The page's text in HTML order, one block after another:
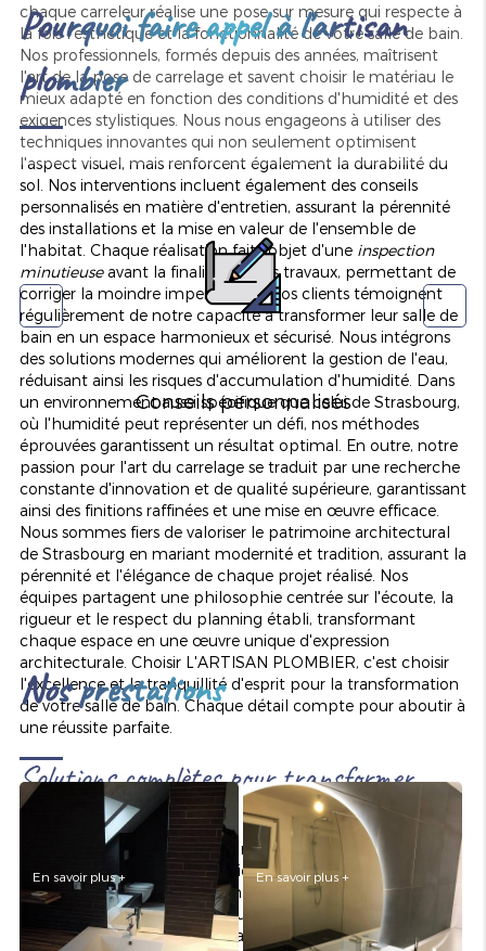
chaque carreleur réalise une pose sur mesure qui respecte à
la fois l'esthétique et la fonctionnalité de votre salle de bain.
Nos professionnels, formés depuis des années, maîtrisent
l'art de la pose de carrelage et savent choisir le matériau le
mieux adapté en fonction des conditions d'humidité et des
exigences stylistiques. Nous nous engageons à utiliser des
techniques innovantes qui non seulement optimisent
l'aspect visuel, mais renforcent également la durabilité du
sol. Nos interventions incluent également des conseils
personnalisés en matière d'entretien, assurant la pérennité
des installations et la mise en valeur de l'ensemble de
l'habitat. Chaque réalisation fait l'objet d'une inspection
minutieuseavant la finalisation des travaux, permettant de
corriger la moindre imperfection. Nos clients témoignent
régulièrement de notre capacité à transformer leur salle de
bain en un espace harmonieux et sécurisé. Nous intégrons
des solutions modernes qui améliorent la gestion de l'eau,
réduisant ainsi les risques d'accumulation d'humidité. Dans
un environnement aussi spécifique que celui de Strasbourg,
où l'humidité peut représenter un défi, nos méthodes
éprouvées garantissent un résultat optimal. En outre, notre
passion pour l'art du carrelage se traduit par une recherche
constante d'innovation et de qualité supérieure, garantissant
ainsi des finitions raffinées et une mise en œuvre efficace.
Nous sommes fiers de valoriser le patrimoine architectural
de Strasbourg en mariant modernité et tradition, assurant la
pérennité et l'élégance de chaque projet réalisé. Nos
équipes partagent une philosophie centrée sur l'écoute, la
rigueur et le respect du planning établi, transformant
chaque espace en une œuvre unique d'expression
architecturale. Choisir L'ARTISAN PLOMBIER, c'est choisir
l'excellence et la tranquillité d'esprit pour la transformation
de votre salle de bain. Chaque détail compte pour aboutir à
une réussite parfaite.
Solutions complètes pour transformer
votre salle de bain
Chez L'ARTISAN PLOMBIER, nous vous proposons une
gamme complète de prestations pour embellir et
moderniser votre salle de bain. La
pose de carrelage pour
salle de baincommence par une évaluation sur place
pour
comprendre vos attentes et la faisabilité technique du
Pourquoi faire appel à l'artisan
plombier
Conseils personnalisés
Nos prestations
AMÉNAGEMENT DE SALLE
DE BAINS
En savoir plus +
RÉNOVATION DE SALLE DE
BAINS
En savoir plus +
POSE D'ÉLÉMENTS
SANITAIRES
POSE DE CARRELAGE